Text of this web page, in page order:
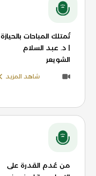
تُمتلك المباحات بالحيازة
| د. عبد السلام
الشويعر
شاهد المزيد
من عُدم القدرة على